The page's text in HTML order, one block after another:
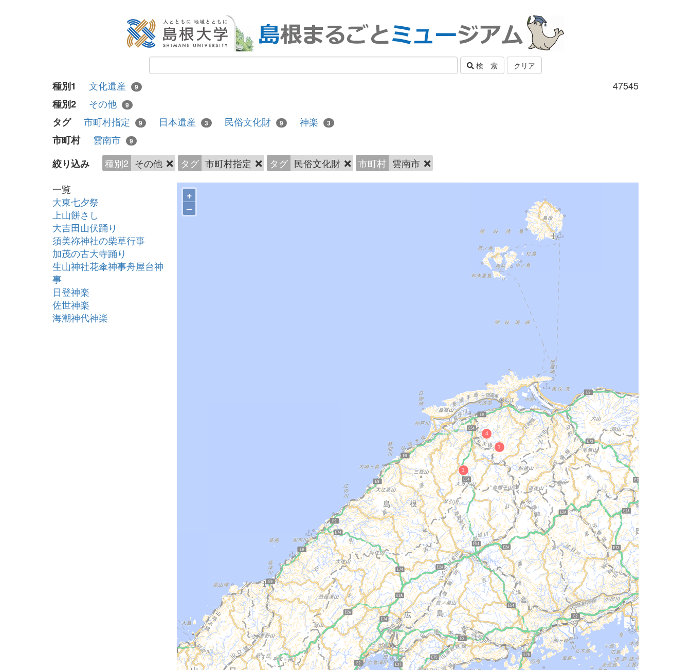
検 索 クリア
47545
種別1 文化遺産 9
種別2 その他 9
タグ 市町村指定 9 日本遺産 3 民俗文化財 9 神楽 3
市町村 雲南市 9
絞り込み 種別2 その他 タグ 市町村指定 タグ 民俗文化財 市町村 雲南市
一覧
大東七夕祭
上山餅さし
大吉田山伏踊り
須美祢神社の柴草行事
加茂の古大寺踊り
生山神社花傘神事舟屋台神
事
日登神楽
佐世神楽
海潮神代神楽
+
–